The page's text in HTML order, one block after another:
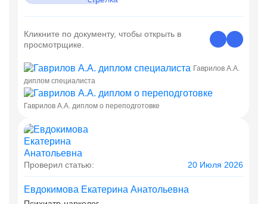
Кликните по документу, чтобы открыть в
просмотрщике.
Гаврилов А.А.
диплом специалиста
Гаврилов А.А. диплом о переподготовке
Проверил статью: 20 Июля 2026
Евдокимова Екатерина Анатольевна